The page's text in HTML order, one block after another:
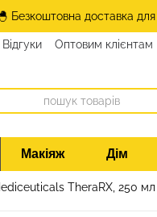
Безкоштовна доставка
Відгуки Оптовим клієнтам
Макіяж Дім